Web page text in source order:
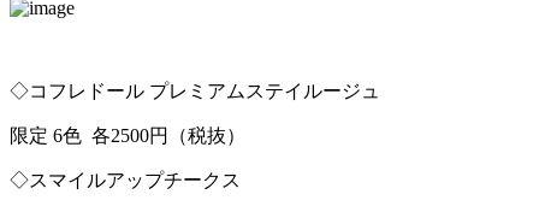
◇コフレドール プレミアムステイルージュ
限定 6色 各2500円（税抜）
◇スマイルアップチークス